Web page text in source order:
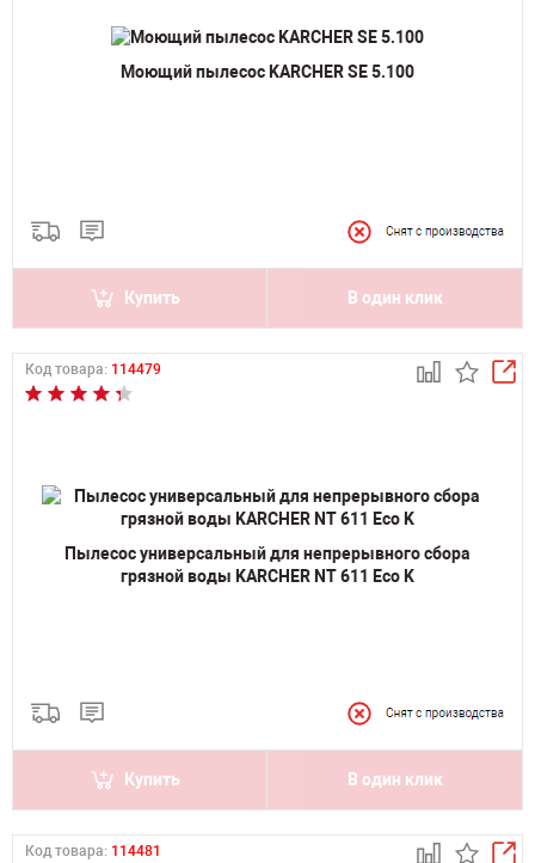
Моющий пылесос KARCHER SE 5.100
Купить В один клик
Код товара: 114479
Пылесос универсальный для непрерывного сбора
грязной воды KARCHER NT 611 Eco K
Купить В один клик
Код товара: 114481